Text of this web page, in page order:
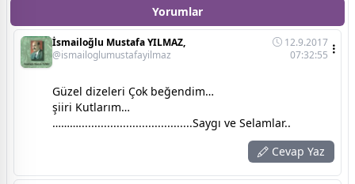
Yorumlar
İsmailoğlu Mustafa YILMAZ,
@ismailoglumustafayilmaz
12.9.2017
07:32:55
Güzel dizeleri Çok beğendim…
şiiri Kutlarım…
………....................................Saygı ve Selamlar..
Cevap Yaz